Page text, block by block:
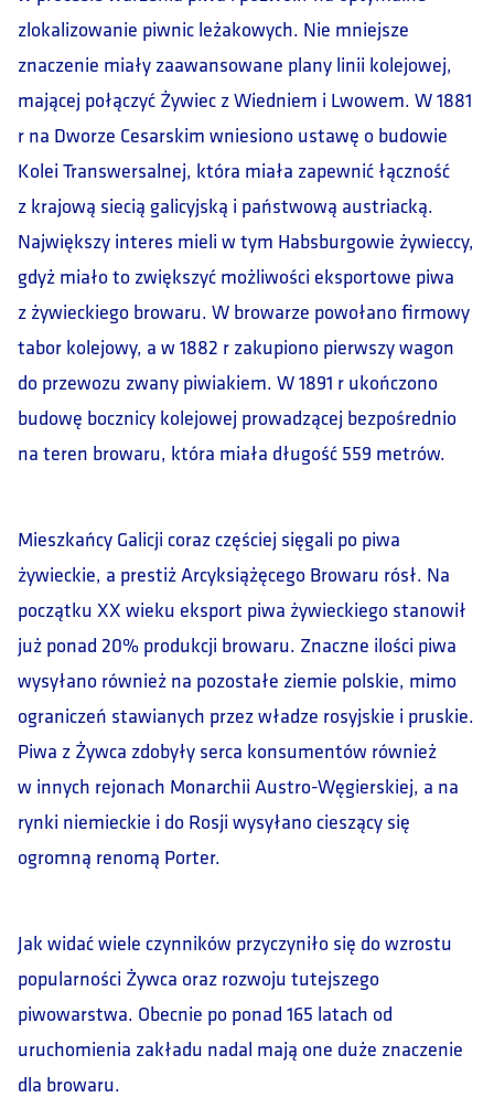
zlokalizowanie piwnic leżakowych. Nie mniejsze
znaczenie miały zaawansowane plany linii kolejowej,
mającej połączyć Żywiec z Wiedniem i Lwowem. W 1881
r na Dworze Cesarskim wniesiono ustawę o budowie
Kolei Transwersalnej, która miała zapewnić łączność
z krajową siecią galicyjską i państwową austriacką.
Największy interes mieli w tym Habsburgowie żywieccy,
gdyż miało to zwiększyć możliwości eksportowe piwa
z żywieckiego browaru. W browarze powołano firmowy
tabor kolejowy, a w 1882 r zakupiono pierwszy wagon
do przewozu zwany piwiakiem. W 1891 r ukończono
budowę bocznicy kolejowej prowadzącej bezpośrednio
na teren browaru, która miała długość 559 metrów.
Mieszkańcy Galicji coraz częściej sięgali po piwa
żywieckie, a prestiż Arcyksiążęcego Browaru rósł. Na
początku XX wieku eksport piwa żywieckiego stanowił
już ponad 20% produkcji browaru. Znaczne ilości piwa
wysyłano również na pozostałe ziemie polskie, mimo
ograniczeń stawianych przez władze rosyjskie i pruskie.
Piwa z Żywca zdobyły serca konsumentów również
w innych rejonach Monarchii Austro-Węgierskiej, a na
rynki niemieckie i do Rosji wysyłano cieszący się
ogromną renomą Porter.
Jak widać wiele czynników przyczyniło się do wzrostu
popularności Żywca oraz rozwoju tutejszego
piwowarstwa. Obecnie po ponad 165 latach od
uruchomienia zakładu nadal mają one duże znaczenie
dla browaru.